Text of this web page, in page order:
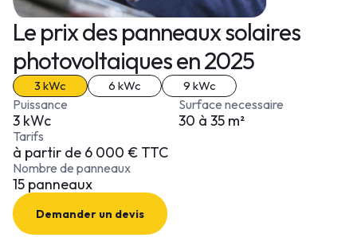
Le prix des panneaux solaires
photovoltaiques en 2025
3 kWc 6 kWc 9 kWc
Puissance
3 kWc
Surface necessaire
30 à 35 m²
Tarifs
à partir de 6 000 € TTC
Nombre de panneaux
15 panneaux
Demander un devis